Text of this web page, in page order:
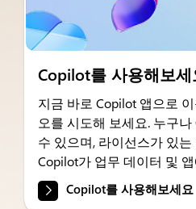
Copilot를 사용해보세
지금 바로 Copilot 앱으로
오를 시도해 보세요. 누구
수 있으며, 라이선스가 있
Copilot가 업무 데이터 및
Copilot를 사용해보세요